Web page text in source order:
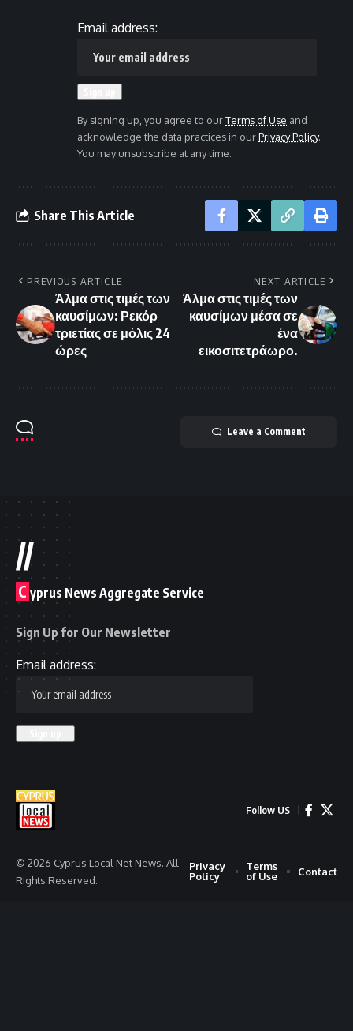
Email address:
By signing up, you agree to ourTerms of Use and
acknowledge the data practices in ourPrivacy Policy.
You may unsubscribe at any time.
Share This Article
PREVIOUS ARTICLE
Άλμα στις τιμές των
καυσίμων: Ρεκόρ
τριετίας σε μόλις 24
ώρες
NEXT ARTICLE
Άλμα στις τιμές των
καυσίμων μέσα σε
ένα
εικοσιτετράωρο.
Leave a Comment
//
C yprus News Aggregate Service
Sign Up for Our Newsletter
Email address:
Follow US
© 2026 Cyprus Local Net News. All
Rights Reserved.
Privacy
Policy
Terms
of Use
Contact